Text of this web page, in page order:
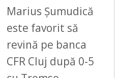
Marius Șumudică
este favorit să
revină pe banca
CFR Cluj după 0-5